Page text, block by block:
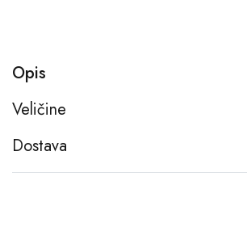
Opis
Veličine
Dostava